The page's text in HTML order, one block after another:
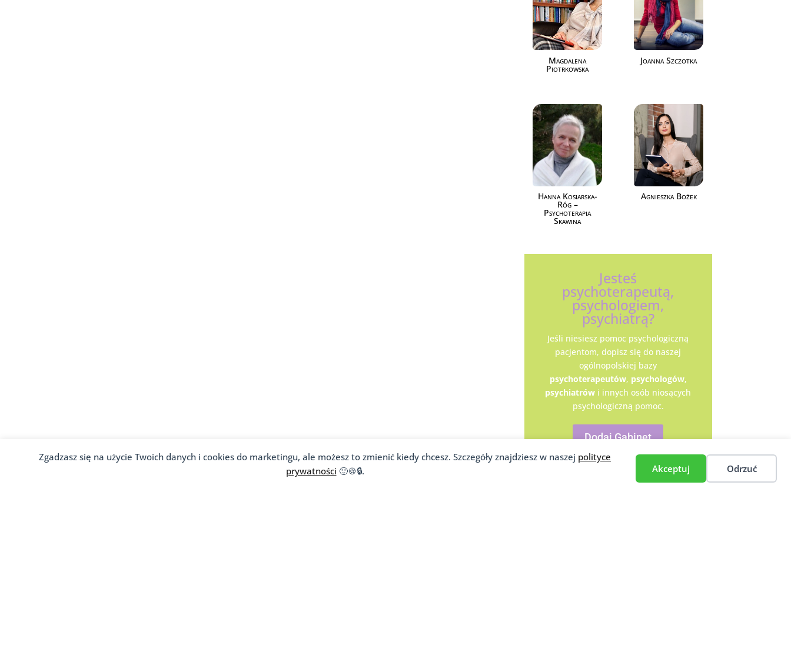
Zgadzasz się na użycie Twoich danych i cookies do marketingu, ale możesz to zmienić kiedy chcesz. Szczegóły znajdziesz w naszej polityce
prywatności 🙂🍪🔒. Akceptuj Odrzuć
Magdalena
Piotrkowska
Joanna Szczotka
Hanna Kosiarska-
Róg –
Psychoterapia
Skawina
Agnieszka Bożek
Jesteś
psychoterapeutą,
psychologiem,
psychiatrą?
Jeśli niesiesz pomoc psychologiczną
pacjentom, dopisz się do naszej
ogólnopolskiej bazy
psychoterapeutów, psychologów,
psychiatrów i innych osób niosących
psychologiczną pomoc.
Dodaj Gabinet